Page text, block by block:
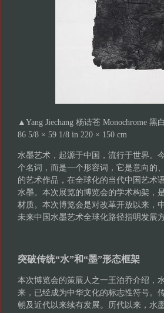
▲Yang Jiechang 杨诘苍 Monochrome 黑
86 5/8 × 59 1/8 in 220 × 150 cm
水墨艺术，起源于中国，流行于世界。
个名词，而是一个形容词，它是意向的
的艺术作品，在全球化的当代中国艺术
水墨。本次展览的博览会的学术构架，
材质。本次博览会是对改革开放以来，
未来中国水墨艺术全球化路径指明发展方
突破传统“水”和“墨”形态框架
本次博览会的策展人之一王泊乔介绍，
来，已经成为中华文化的标志性符号。
朝及近代以来续有发展。历代以来，水